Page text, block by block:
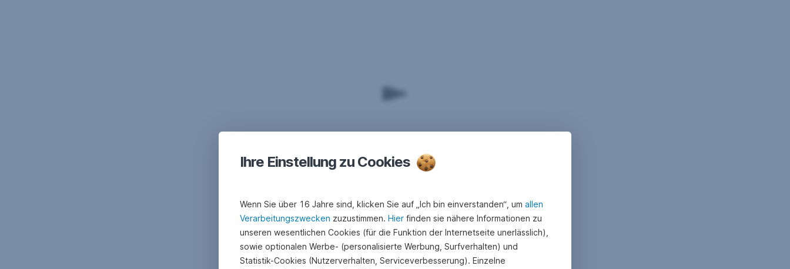
Ihre Einstellung zu Cookies
Wenn Sie über 16 Jahre sind, klicken Sie auf „Ich bin einverstanden“, um allen
Verarbeitungszwecken zuzustimmen. Hier finden sie nähere Informationen zu
unseren wesentlichen Cookies (für die Funktion der Internetseite unerlässlich),
sowie optionalen Werbe- (personalisierte Werbung, Surfverhalten) und
Statistik-Cookies (Nutzerverhalten, Serviceverbesserung). Einzelne